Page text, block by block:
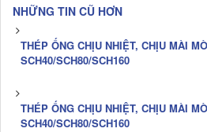
NHỮNG TIN CŨ HƠN
THÉP ỐNG CHỊU NHIỆT, CHỊU MÀI
SCH40/SCH80/SCH160
THÉP ỐNG CHỊU NHIỆT, CHỊU MÀI
SCH40/SCH80/SCH160